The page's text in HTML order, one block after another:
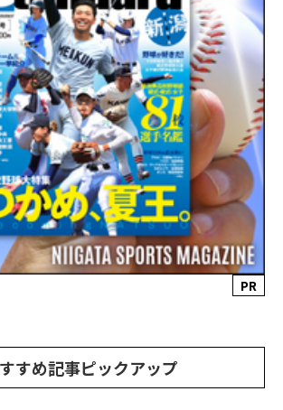
PR
すめ記事ピックアップ